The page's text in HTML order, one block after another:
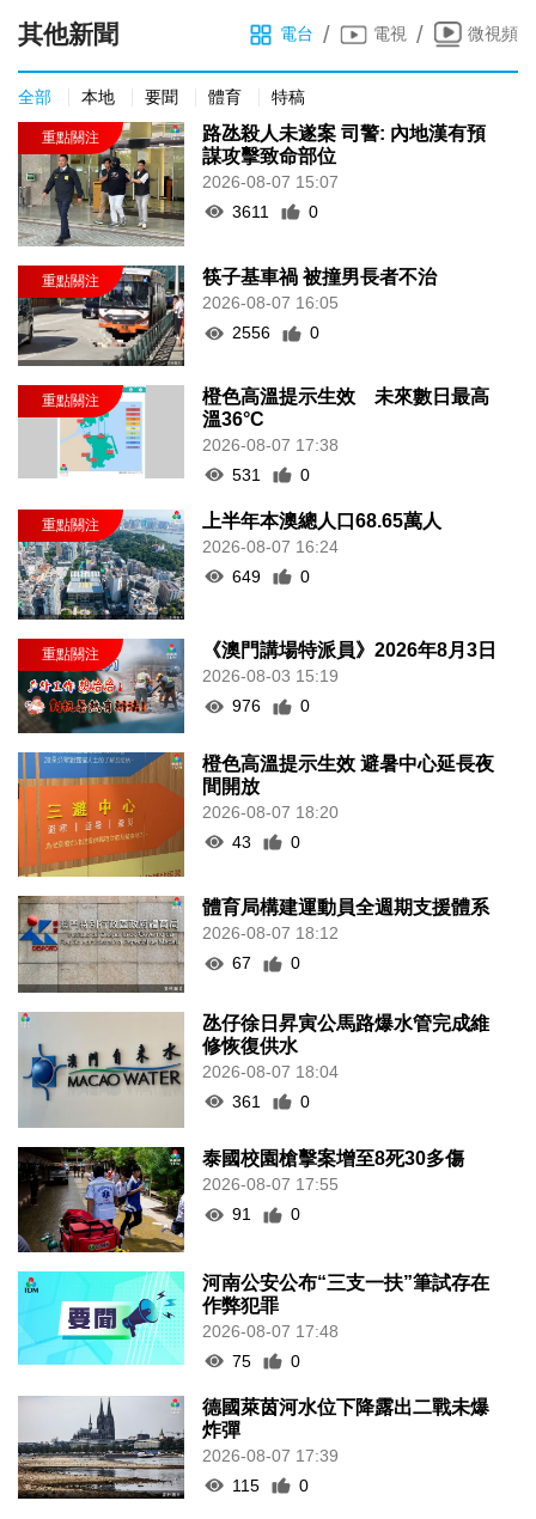
其他新聞 電台 / 電視 / 微視頻
全部 本地 要聞 體育 特稿
路氹殺人未遂案 司警: 內地漢有預
謀攻擊致命部位
2026-08-07 15:07
3611
0
筷子基車禍 被撞男長者不治
2026-08-07 16:05
2556
0
橙色高溫提示生效 未來數日最高
溫36°C
2026-08-07 17:38
531
0
上半年本澳總人口68.65萬人
2026-08-07 16:24
649
0
《澳門講場特派員》2026年8月3日
2026-08-03 15:19
976
0
橙色高溫提示生效 避暑中心延長夜
間開放
2026-08-07 18:20
43
0
體育局構建運動員全週期支援體系
2026-08-07 18:12
67
0
氹仔徐日昇寅公馬路爆水管完成維
修恢復供水
2026-08-07 18:04
361
0
泰國校園槍擊案增至8死30多傷
2026-08-07 17:55
91
0
河南公安公布“三支一扶”筆試存在
作弊犯罪
2026-08-07 17:48
75
0
德國萊茵河水位下降露出二戰未爆
炸彈
2026-08-07 17:39
115
0